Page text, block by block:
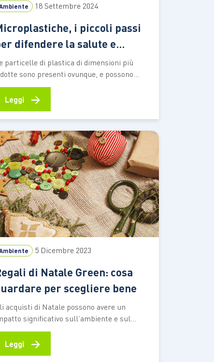
18 Settembre 2024
i piccoli passi
difendere la salute e
particelle di plastica di dimensioni più
sono presenti ovunque, e possono
danni all’organismo oltre che
contribuire all’inquinamento. Ecco cosa si
i giorni siamo costantemente esposti alle
e alle nanoplastiche, particelle di
di dimensioni talmente…
Leggi →
5 Dicembre 2023
di Natale Green: cosa
per scegliere bene
acquisti di Natale possono avere un
significativo sull’ambiente e sul
Le festività natalizie rappresentano
quasi il 6%1 dell’anidride carbonica che
Leggi →